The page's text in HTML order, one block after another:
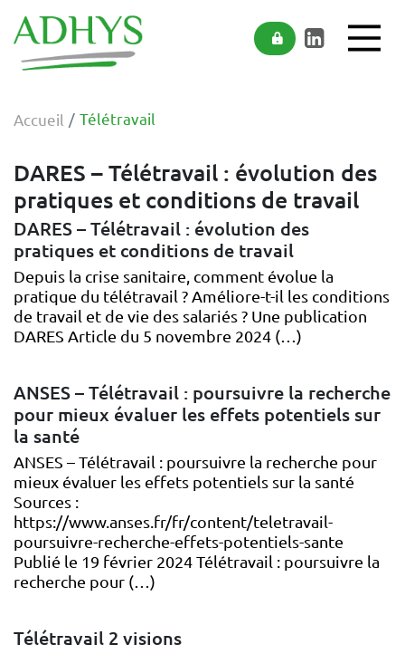
Accueil Télétravail
DARES – Télétravail : évolution des
pratiques et conditions de travail
DARES – Télétravail : évolution des
pratiques et conditions de travail
Depuis la crise sanitaire, comment évolue la
pratique du télétravail ? Améliore-t-il les conditions
de travail et de vie des salariés ? Une publication
DARES Article du 5 novembre 2024 (…)
ANSES – Télétravail : poursuivre la recherche
pour mieux évaluer les effets potentiels sur
la santé
ANSES – Télétravail : poursuivre la recherche pour
mieux évaluer les effets potentiels sur la santé
Sources :
https://www.anses.fr/fr/content/teletravail-
poursuivre-recherche-effets-potentiels-sante
Publié le 19 février 2024 Télétravail : poursuivre la
recherche pour (…)
Télétravail 2 visions